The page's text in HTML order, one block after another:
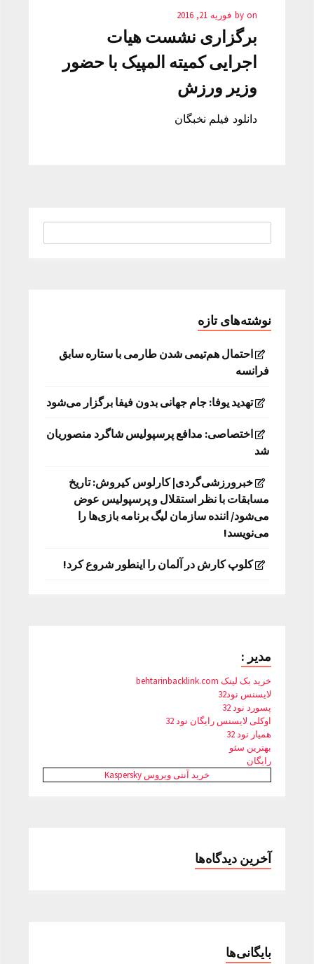
by on فوریه 21, 2016
برگزاری نشست هیات
اجرایی کمیته المپیک با حضور
وزیر ورزش
دانلود فیلم نخبگان
نوشته‌های تازه
احتمال هم‌تیمی شدن طارمی با ستاره سابق
فرانسه
تهدید یوفا: جام جهانی بدون فیفا برگزار می‌شود
اختصاصی: مدافع پرسپولیس شاگرد منصوریان
شد
خبرورزشی‌گردی| کارلوس کیروش: تاریخ
مسابقات با نظر استقلال و پرسپولیس عوض
می‌شود/ اننده سازمان لیگ برنامه بازی‌ها را
می‌نویسد!
کلوپ کارش در آلمان را اینطور شروع کرد!
مدیر :
خرید بک لینک behtarinbacklink.com
لایسنس نود32
پسورد نود 32
اوکلی لایسنس رایگان نود 32
همیار نود 32
بهترین سئو
رایگان
خرید آنتی ویروس Kaspersky
آخرین دیدگاه‌ها
بایگانی‌ها